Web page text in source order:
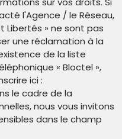
l'Agence / le Réseau,
Libertés » ne sont pas
une réclamation à la
de la liste
« Bloctel »,
ici :
le cadre de la
nous vous invitons
dans le champ